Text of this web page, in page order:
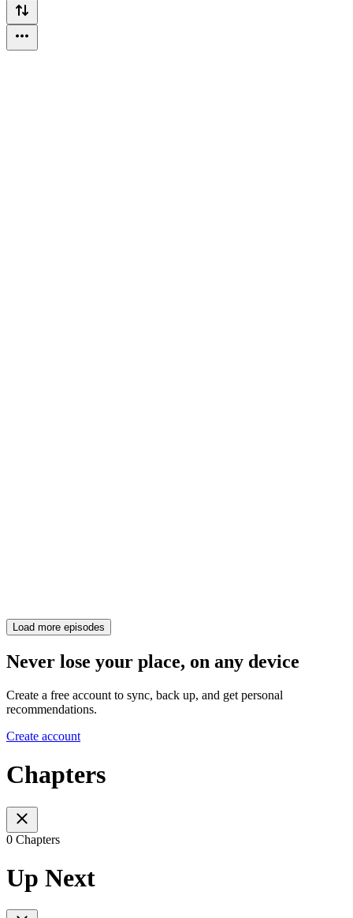
Load more episodes
Never lose your place, on any device
Create a free account to sync, back up, and get personal
recommendations.
Create account
Chapters
0 Chapters
Up Next